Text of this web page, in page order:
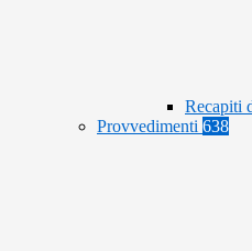
Recapiti
Provvedimenti 638